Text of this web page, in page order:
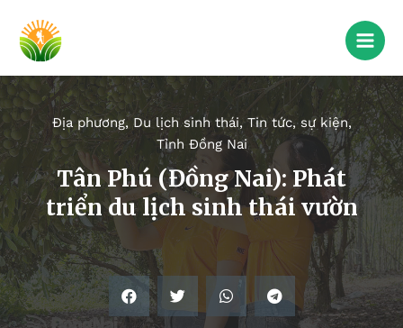
Địa phương, Du lịch sinh thái,Tin tức, sự kiện,
Tỉnh Đồng Nai
Tân Phú (Đồng Nai): Phát
triển du lịch sinh thái vườn